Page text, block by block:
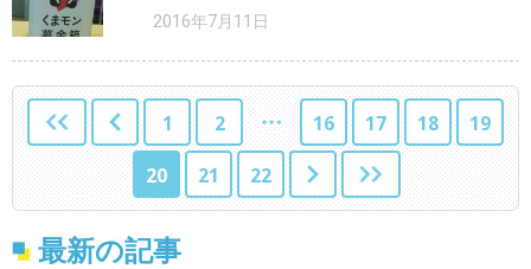
2016年7月11日
1 2 16 17 18 19
20 21 22
最新の記事